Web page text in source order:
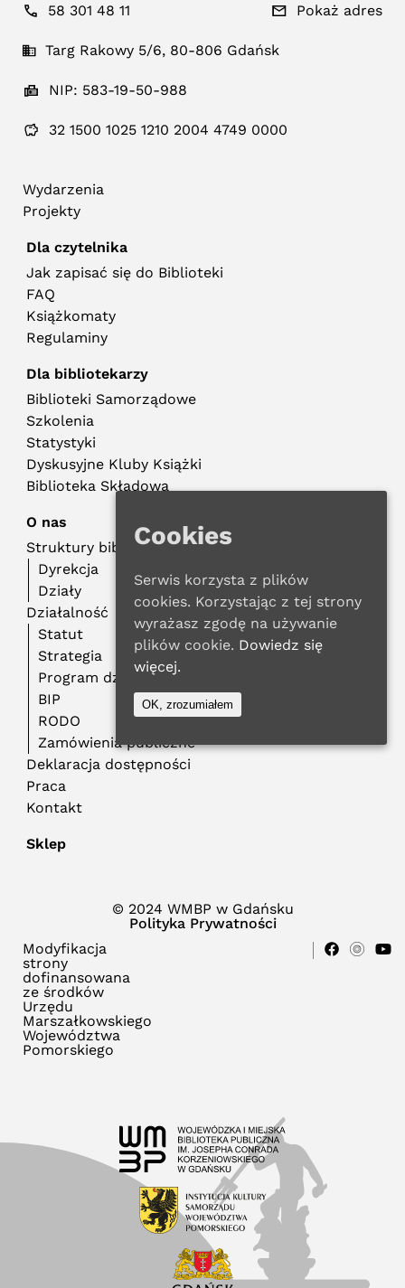
58 301 48 11 Pokaż adres
Targ Rakowy 5/6, 80-806 Gdańsk
NIP: 583-19-50-988
32 1500 1025 1210 2004 4749 0000
Wydarzenia
Projekty
Dla czytelnika
Jak zapisać się do Biblioteki
FAQ
Książkomaty
Regulaminy
Dla bibliotekarzy
Biblioteki Samorządowe
Szkolenia
Statystyki
Dyskusyjne Kluby Książki
Biblioteka Składowa
O nas
Struktury biblioteczne
Dyrekcja
Działy
Działalność
Statut
Strategia
Program działalności
BIP
RODO
Zamówienia publiczne
Deklaracja dostępności
Praca
Kontakt
Sklep
© 2024 WMBP w Gdańsku
Polityka Prywatności
Modyfikacja
strony
dofinansowana
ze środków
Urzędu
Marszałkowskiego
Województwa
Pomorskiego
Cookies
Serwis korzysta z plików
cookies. Korzystając z tej strony
wyrażasz zgodę na używanie
plików cookie. Dowiedz się
więcej.
OK, zrozumiałem